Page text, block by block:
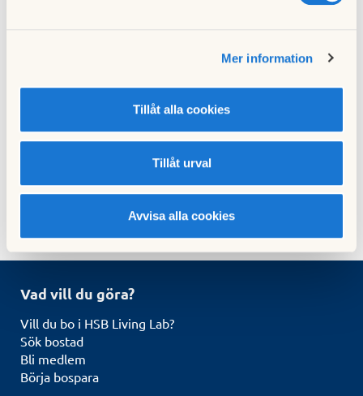
Mer information
Tillåt alla cookies
Tillåt urval
Avvisa alla cookies
En gateway (kommunikationshub för sensorerna)
Taggar
Vad vill du göra?
Vill du bo i HSB Living Lab?
Sök bostad
Bli medlem
Börja bospara